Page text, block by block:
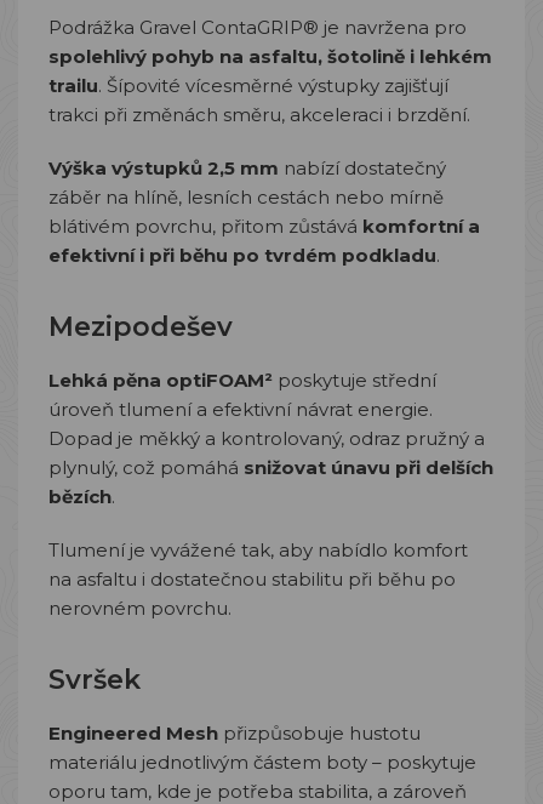
Podrážka Gravel ContaGRIP® je navržena pro
spolehlivý pohyb na asfaltu, šotolině i lehkém
trailu. Šípovité vícesměrné výstupky zajišťují
trakci při změnách směru, akceleraci i brzdění.
Výška výstupků 2,5 mm nabízí dostatečný
záběr na hlíně, lesních cestách nebo mírně
blátivém povrchu, přitom zůstává komfortní a
efektivní i při běhu po tvrdém podkladu.
Mezipodešev
Lehká pěna optiFOAM² poskytuje střední
úroveň tlumení a efektivní návrat energie.
Dopad je měkký a kontrolovaný, odraz pružný a
plynulý, což pomáhá snižovat únavu při delších
bězích.
Tlumení je vyvážené tak, aby nabídlo komfort
na asfaltu i dostatečnou stabilitu při běhu po
nerovném povrchu.
Svršek
Engineered Mesh přizpůsobuje hustotu
materiálu jednotlivým částem boty – poskytuje
oporu tam, kde je potřeba stabilita, a zároveň